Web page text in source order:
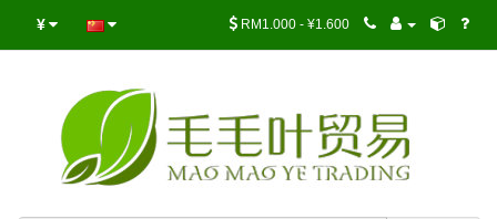
¥ RM1.000 - ¥1.600